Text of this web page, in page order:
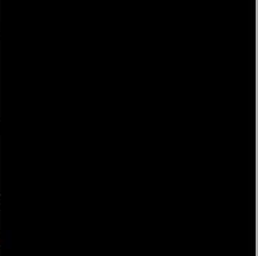
de vestuario)
editorial
producer)